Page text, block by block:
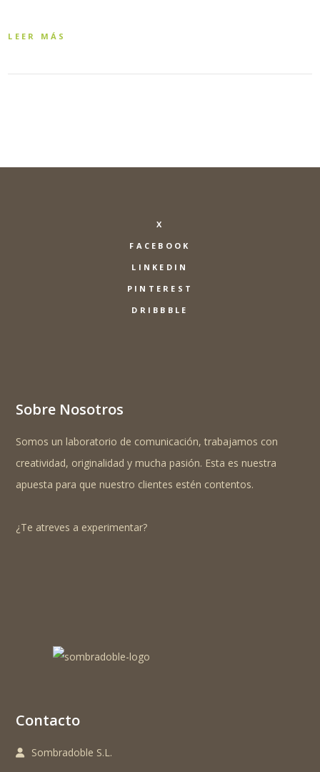
LEER MÁS
X
FACEBOOK
LINKEDIN
PINTEREST
DRIBBBLE
Sobre Nosotros
Somos un laboratorio de comunicación, trabajamos con
creatividad, originalidad y mucha pasión. Esta es nuestra
apuesta para que nuestro clientes estén contentos.
¿Te atreves a experimentar?
Contacto
Sombradoble S.L.